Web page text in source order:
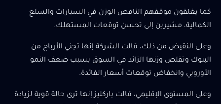
كما يغلقون موقفهم الناقص الوزن في السيارات والسلع
الكمالية، مشيرين إلى تحسن توقعات المستهلك.
وعلى النقيض من ذلك، قالت الشركة إنها تجني الأرباح من
البنوك وتقلص وزنها الزائد في السوق بسبب ضعف النمو
الأوروبي وانخفاض توقعات أسعار الفائدة.
وعلى المستوى الإقليمي، قالت باركليز إنها ترى حالة قوية لزيادة